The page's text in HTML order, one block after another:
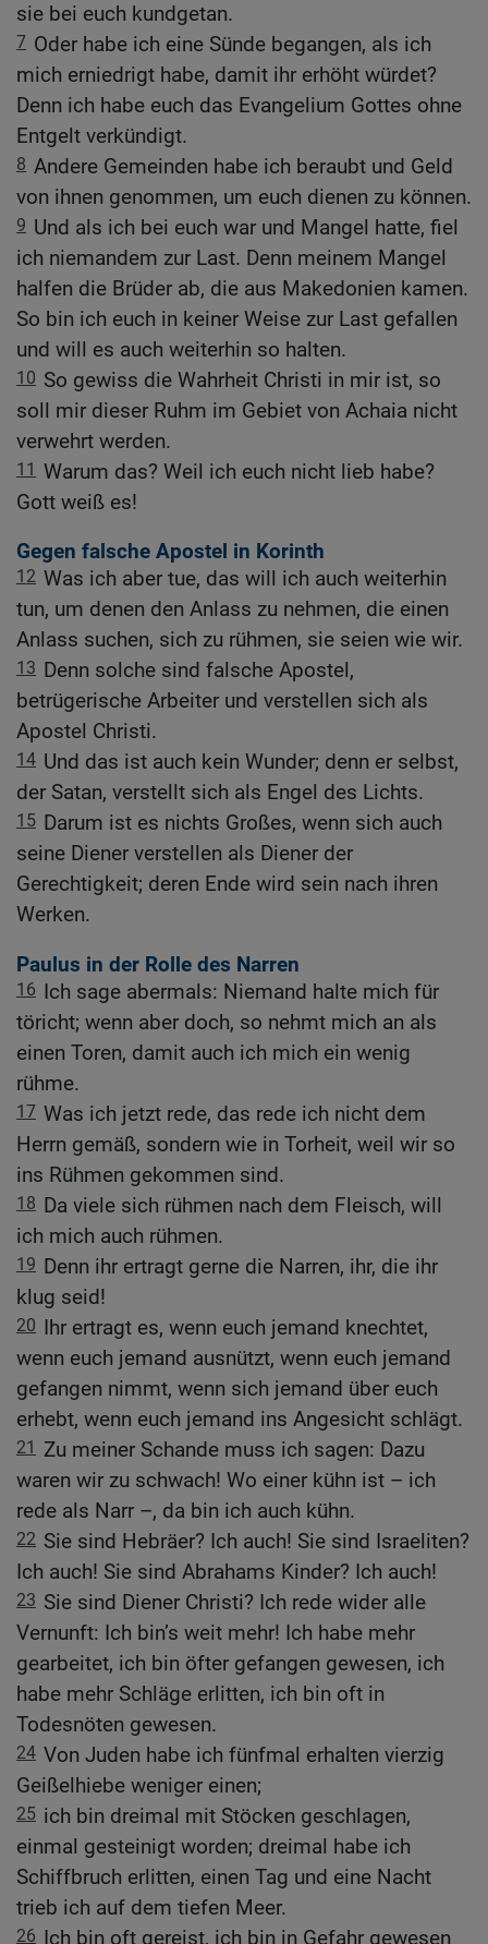
sie bei euch kundgetan.
7 Oder habe ich eine Sünde begangen, als ich
mich erniedrigt habe, damit ihr erhöht würdet?
Denn ich habe euch das Evangelium Gottes ohne
Entgelt verkündigt.
8 Andere Gemeinden habe ich beraubt und Geld
von ihnen genommen, um euch dienen zu können.
9 Und als ich bei euch war und Mangel hatte, fiel
ich niemandem zur Last. Denn meinem Mangel
halfen die Brüder ab, die aus Makedonien kamen.
So bin ich euch in keiner Weise zur Last gefallen
und will es auch weiterhin so halten.
10 So gewiss die Wahrheit Christi in mir ist, so
soll mir dieser Ruhm im Gebiet von Achaia nicht
verwehrt werden.
11 Warum das? Weil ich euch nicht lieb habe?
Gott weiß es!
Gegen falsche Apostel in Korinth
12 Was ich aber tue, das will ich auch weiterhin
tun, um denen den Anlass zu nehmen, die einen
Anlass suchen, sich zu rühmen, sie seien wie wir.
13 Denn solche sind falsche Apostel,
betrügerische Arbeiter und verstellen sich als
Apostel Christi.
14 Und das ist auch kein Wunder; denn er selbst,
der Satan, verstellt sich als Engel des Lichts.
15 Darum ist es nichts Großes, wenn sich auch
seine Diener verstellen als Diener der
Gerechtigkeit; deren Ende wird sein nach ihren
Werken.
Paulus in der Rolle des Narren
16 Ich sage abermals: Niemand halte mich für
töricht; wenn aber doch, so nehmt mich an als
einen Toren, damit auch ich mich ein wenig
rühme.
17 Was ich jetzt rede, das rede ich nicht dem
Herrn gemäß, sondern wie in Torheit, weil wir so
ins Rühmen gekommen sind.
18 Da viele sich rühmen nach dem Fleisch, will
ich mich auch rühmen.
19 Denn ihr ertragt gerne die Narren, ihr, die ihr
klug seid!
20 Ihr ertragt es, wenn euch jemand knechtet,
wenn euch jemand ausnützt, wenn euch jemand
gefangen nimmt, wenn sich jemand über euch
erhebt, wenn euch jemand ins Angesicht schlägt.
21 Zu meiner Schande muss ich sagen: Dazu
waren wir zu schwach! Wo einer kühn ist – ich
rede als Narr –, da bin ich auch kühn.
22 Sie sind Hebräer? Ich auch! Sie sind Israeliten?
Ich auch! Sie sind Abrahams Kinder? Ich auch!
23 Sie sind Diener Christi? Ich rede wider alle
Vernunft: Ich bin’s weit mehr! Ich habe mehr
gearbeitet, ich bin öfter gefangen gewesen, ich
habe mehr Schläge erlitten, ich bin oft in
Todesnöten gewesen.
24 Von Juden habe ich fünfmal erhalten vierzig
Geißelhiebe weniger einen;
25 ich bin dreimal mit Stöcken geschlagen,
einmal gesteinigt worden; dreimal habe ich
Schiffbruch erlitten, einen Tag und eine Nacht
trieb ich auf dem tiefen Meer.
26 Ich bin oft gereist, ich bin in Gefahr gewesen